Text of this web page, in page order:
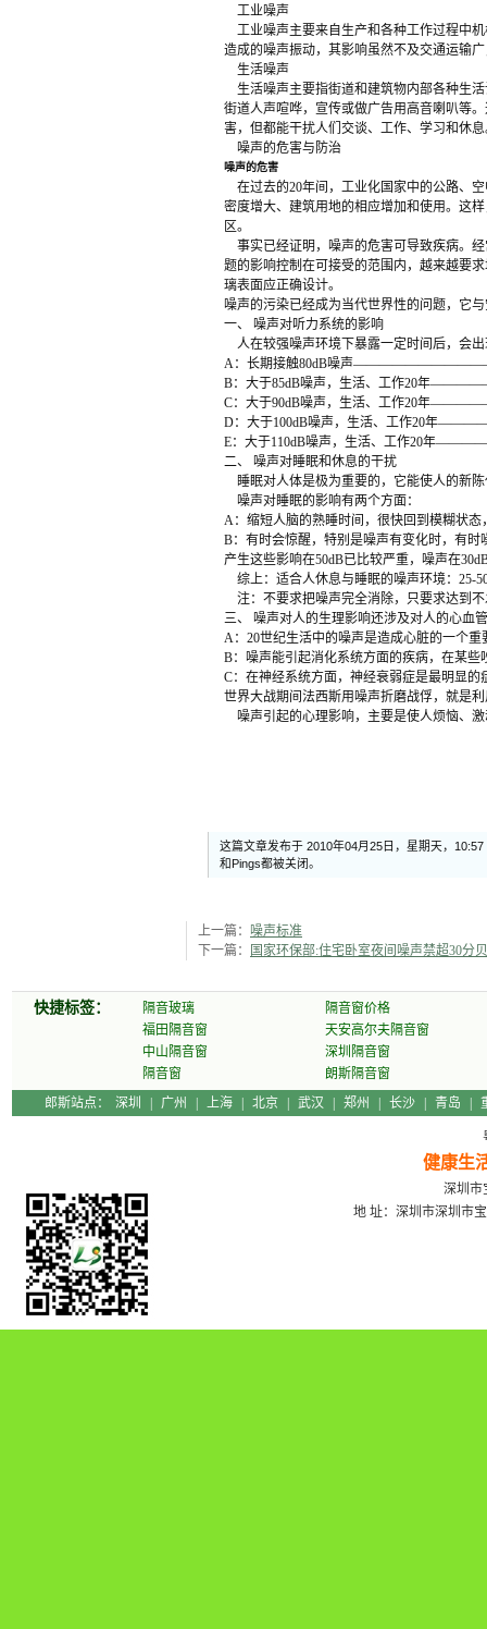
工业噪声
工业噪声主要来自生产和各种工作过程中
造成的噪声振动，其影响虽然不及交通运输
生活噪声
生活噪声主要指街道和建筑物内部各种生
街道人声喧哗，宣传或做广告用高音喇叭等
害，但都能干扰人们交谈、工作、学习和休
噪声的危害与防治
噪声的危害
在过去的20年间，工业化国家中的公路、
密度增大、建筑用地的相应增加和使用。这
区。
事实已经证明，噪声的危害可导致疾病。
题的影响控制在可接受的范围内，越来越要
璃表面应正确设计。
噪声的污染已经成为当代世界性的问题，它
一、 噪声对听力系统的影响
人在较强噪声环境下暴露一定时间后，会
A：长期接触80dB噪声
B：大于85dB噪声，生活、工作20年
C：大于90dB噪声，生活、工作20年
D：大于100dB噪声，生活、工作20年
E：大于110dB噪声，生活、工作20年
二、 噪声对睡眠和休息的干扰
睡眠对人体是极为重要的，它能使人的新
噪声对睡眠的影响有两个方面：
A：缩短人脑的熟睡时间，很快回到模糊状态
B：有时会惊醒，特别是噪声有变化时，有
产生这些影响在50dB已比较严重，噪声在
综上：适合人休息与睡眠的噪声环境：25-
注：不要求把噪声完全消除，只要求达到
三、 噪声对人的生理影响还涉及对人的心血
A：20世纪生活中的噪声是造成心脏的一个重
B：噪声能引起消化系统方面的疾病，在某
C：在神经系统方面，神经衰弱症是最明显
世界大战期间法西斯用噪声折磨战俘，就是
噪声引起的心理影响，主要是使人烦恼、
这篇文章发布于 2010年04月25日，星期天，
和Pings都被关闭。
上一篇： 噪声标准
下一篇：
国家环保部:住宅卧室夜间噪声禁超30分贝
快捷标签： 隔音玻璃
隔音窗价格
福田隔音窗
天安高尔夫隔音窗
中山隔音窗
深圳隔音窗
隔音窗
朗斯隔音窗
郎斯站点：
深圳 广州 上海 北京 武汉 郑州 长沙 青岛
健康生
深圳市
地 址：深圳市深圳市